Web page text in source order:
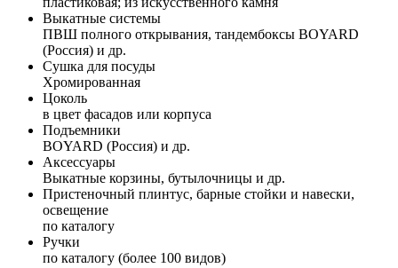
Выкатные системы
ПВШ полного открывания, тандембоксы BOYARD
(Россия) и др.
Сушка для посуды
Хромированная
Цоколь
в цвет фасадов или корпуса
Подъемники
BOYARD (Россия) и др.
Аксессуары
Выкатные корзины, бутылочницы и др.
Пристеночный плинтус, барные стойки и навески,
освещение
по каталогу
Ручки
по каталогу (более 100 видов)